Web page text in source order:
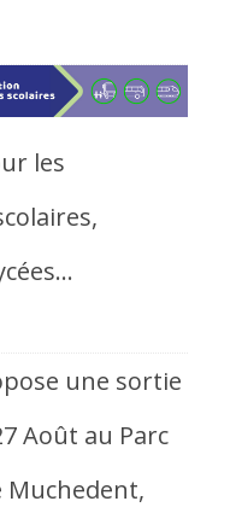
les
une sortie
Août au Parc
Muchedent,